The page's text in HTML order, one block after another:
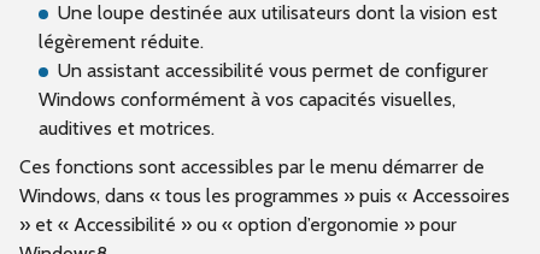
Une loupe destinée aux utilisateurs dont la vision est
légèrement réduite.
Un assistant accessibilité vous permet de configurer
Windows conformément à vos capacités visuelles,
auditives et motrices.
Ces fonctions sont accessibles par le menu démarrer de
Windows, dans « tous les programmes » puis « Accessoires
» et « Accessibilité » ou « option d’ergonomie » pour